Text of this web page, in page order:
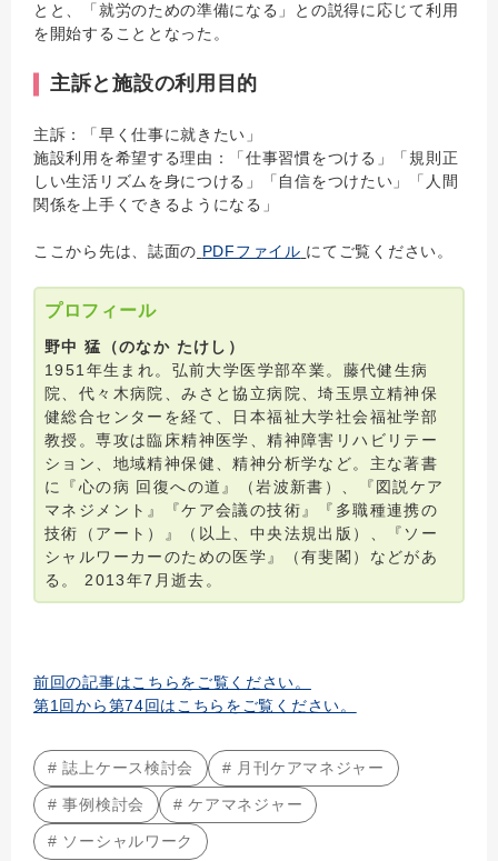
とと、「就労のための準備になる」との説得に応じて利用
を開始することとなった。
主訴と施設の利用目的
主訴：「早く仕事に就きたい」
施設利用を希望する理由：「仕事習慣をつける」「規則正
しい生活リズムを身につける」「自信をつけたい」「人間
関係を上手くできるようになる」
ここから先は、誌面の PDFファイル にてご覧ください。
プロフィール
野中 猛（のなか たけし）
1951年生まれ。弘前大学医学部卒業。藤代健生病
院、代々木病院、みさと協立病院、埼玉県立精神保
健総合センターを経て、日本福祉大学社会福祉学部
教授。専攻は臨床精神医学、精神障害リハビリテー
ション、地域精神保健、精神分析学など。主な著書
に『心の病 回復への道』（岩波新書）、『図説ケア
マネジメント』『ケア会議の技術』『多職種連携の
技術（アート）』（以上、中央法規出版）、『ソー
シャルワーカーのための医学』（有斐閣）などがあ
る。 2013年7月逝去。
前回の記事はこちらをご覧ください。
第1回から第74回はこちらをご覧ください。
# 誌上ケース検討会 # 月刊ケアマネジャー
# 事例検討会 # ケアマネジャー
# ソーシャルワーク